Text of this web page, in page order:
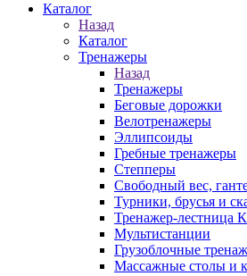
Каталог
Назад
Каталог
Тренажеры
Назад
Тренажеры
Беговые дорожки
Велотренажеры
Эллипсоиды
Гребные тренажеры
Степперы
Свободный вес,
Турники, брусья и
Тренажер-лестница
Мультистанции
Грузоблочные
Массажные столы и